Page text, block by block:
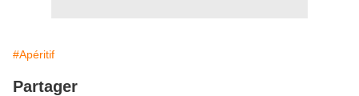
#Apéritif
Partager